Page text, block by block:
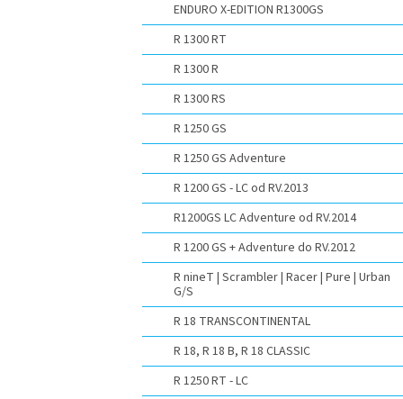
ENDURO X-EDITION R1300GS
R 1300 RT
R 1300 R
R 1300 RS
R 1250 GS
R 1250 GS Adventure
R 1200 GS - LC od RV.2013
R1200GS LC Adventure od RV.2014
R 1200 GS + Adventure do RV.2012
R nineT | Scrambler | Racer | Pure | Urban
G/S
R 18 TRANSCONTINENTAL
R 18, R 18 B, R 18 CLASSIC
R 1250 RT - LC